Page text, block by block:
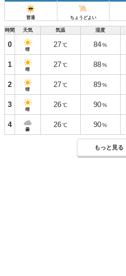
普通 ちょうどよい
時間 天気 気温 湿度
0
晴
27 ℃ 84 %
1
晴
27 ℃ 88 %
2
晴
27 ℃ 89 %
3
晴
26 ℃ 90 %
4
曇
26 ℃ 90 %
もっと見る